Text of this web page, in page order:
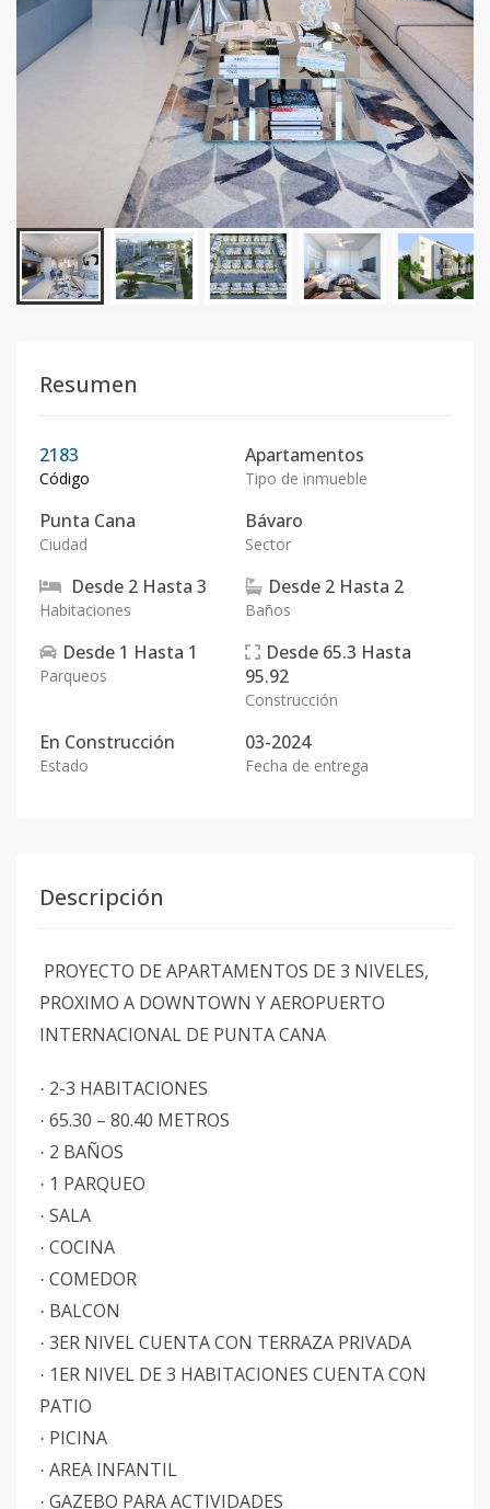
Resumen
2183
Código
Apartamentos
Tipo de inmueble
Punta Cana
Ciudad
Bávaro
Sector
Desde 2 Hasta 3
Habitaciones
Desde 2 Hasta 2
Baños
Desde 1 Hasta 1
Parqueos
Desde 65.3 Hasta
95.92
Construcción
En Construcción
Estado
03-2024
Fecha de entrega
Descripción
PROYECTO DE APARTAMENTOS DE 3 NIVELES,
PROXIMO A DOWNTOWN Y AEROPUERTO
INTERNACIONAL DE PUNTA CANA
· 2-3 HABITACIONES
· 65.30 – 80.40 METROS
· 2 BAÑOS
· 1 PARQUEO
· SALA
· COCINA
· COMEDOR
· BALCON
· 3ER NIVEL CUENTA CON TERRAZA PRIVADA
· 1ER NIVEL DE 3 HABITACIONES CUENTA CON
PATIO
· PICINA
· AREA INFANTIL
· GAZEBO PARA ACTIVIDADES